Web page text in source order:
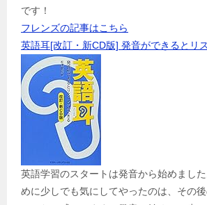
です！
フレンズの記事はこちら
英語耳[改訂・新CD版] 発音ができるとリ
英語学習のスタートは発音から始めまし
めに少しでも気にしてやったのは、その